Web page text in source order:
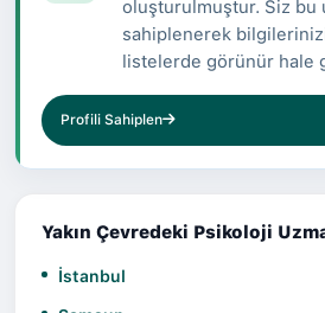
Bozuklukları Distimik Bozukluk
Vücut (Beden) Disformik
Mutsuzluk Sigara Bağımlılığı
Bipolar Bozukluk Cinsel
Tümünü göster Videolar Bilinen
oluşturulmuştur. Siz bu
sahiplenerek
listelerde görünür hale
Profili Sahiplen
Yakın Çevredeki Psikoloji
İstanbul